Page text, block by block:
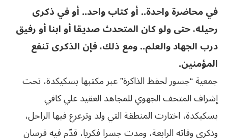
في محاضرة واحدة.. أو كتاب واحد.. أو في ذكرى
رحيله، حتى ولو كان المتحدث صديقا أو ابنا أو رفيق
درب الجهاد والعلم.. ومع ذلك، فإن الذكرى تنفع
المؤمنين.
جمعية “جسور لحفظ الذاكرة” عبر مكتبها بسكيكدة، تحت
إشراف المتحف الجهوي للمجاهد العقيد علي كافي
بسكيكدة، اختارت المنطقة التي ولد وترعرع فيها الراحل،
وذكرى وفاته الرابعة، ومدت جسرا فكريا، قدّم فيه فرسان